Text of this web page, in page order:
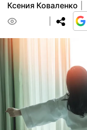
Ксения Коваленко